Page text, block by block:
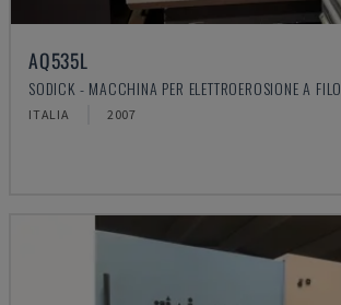
AQ535L
SODICK - MACCHINA PER ELETTROEROSIONE A FILO
ITALIA 2007